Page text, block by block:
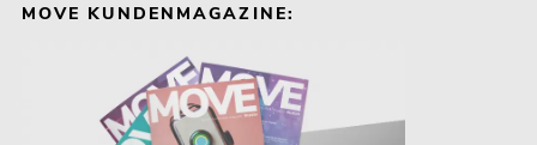
MOVE KUNDENMAGAZINE: